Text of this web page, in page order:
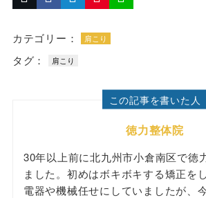
カテゴリー： 肩こり
タグ： 肩こり
この記事を書いた人
徳力整体院
30年以上前に北九州市小倉南区で徳
ました。初めはボキボキする矯正を
電器や機械任せにしていましたが、